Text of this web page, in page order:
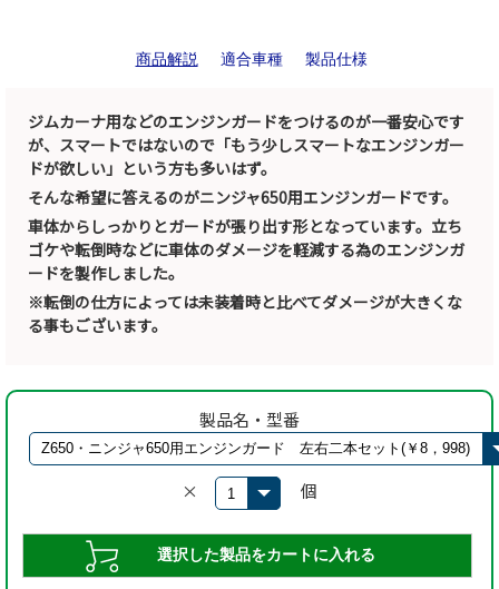
商品解説 適合車種 製品仕様
ジムカーナ用などのエンジンガードをつけるのが一番安心です
が、スマートではないので「もう少しスマートなエンジンガー
ドが欲しい」という方も多いはず。
そんな希望に答えるのがニンジャ650用エンジンガードです。
車体からしっかりとガードが張り出す形となっています。立ち
ゴケや転倒時などに車体のダメージを軽減する為のエンジンガ
ードを製作しました。
※転倒の仕方によっては未装着時と比べてダメージが大きくな
る事もございます。
製品名・型番
× 個